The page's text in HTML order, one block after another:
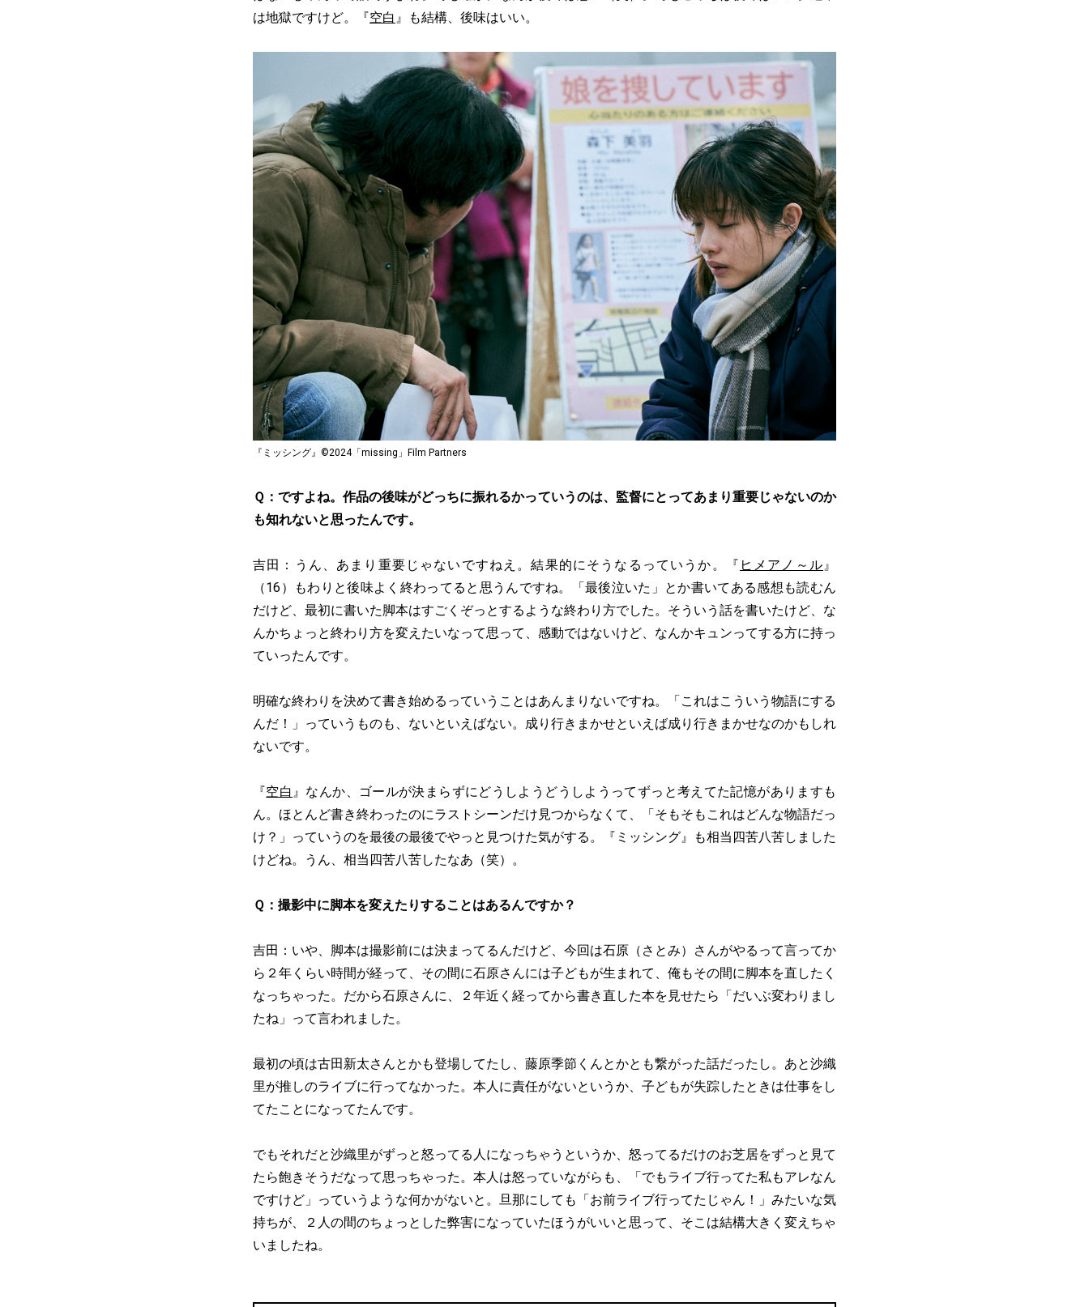
は地獄ですけど。『空白 』も結構、後味はいい。
『ミッシング』©︎2024「missing」Film Partners
Ｑ：ですよね。作品の後味がどっちに振れるかっていうのは、監督にとってあまり重要じゃないのか
も知れないと思ったんです。
吉田：うん、あまり重要じゃないですねえ。結果的にそうなるっていうか。『 ヒメアノ～ル』
（16）もわりと後味よく終わってると思うんですね。「最後泣いた」とか書いてある感想も読むん
だけど、最初に書いた脚本はすごくぞっとするような終わり方でした。そういう話を書いたけど、な
んかちょっと終わり方を変えたいなって思って、感動ではないけど、なんかキュンってする方に持っ
ていったんです。
明確な終わりを決めて書き始めるっていうことはあんまりないですね。「これはこういう物語にする
んだ！」っていうものも、ないといえばない。成り行きまかせといえば成り行きまかせなのかもしれ
ないです。
『空白 』なんか、ゴールが決まらずにどうしようどうしようってずっと考えてた記憶がありますも
ん。ほとんど書き終わったのにラストシーンだけ見つからなくて、「そもそもこれはどんな物語だっ
け？」っていうのを最後の最後でやっと見つけた気がする。『ミッシング』も相当四苦八苦しました
けどね。うん、相当四苦八苦したなあ（笑）。
Ｑ：撮影中に脚本を変えたりすることはあるんですか？
吉田：いや、脚本は撮影前には決まってるんだけど、今回は石原（さとみ）さんがやるって言ってか
ら２年くらい時間が経って、その間に石原さんには子どもが生まれて、俺もその間に脚本を直したく
なっちゃった。だから石原さんに、２年近く経ってから書き直した本を見せたら「だいぶ変わりまし
たね」って言われました。
最初の頃は古田新太さんとかも登場してたし、藤原季節くんとかとも繋がった話だったし。あと沙織
里が推しのライブに行ってなかった。本人に責任がないというか、子どもが失踪したときは仕事をし
てたことになってたんです。
でもそれだと沙織里がずっと怒ってる人になっちゃうというか、怒ってるだけのお芝居をずっと見て
たら飽きそうだなって思っちゃった。本人は怒っていながらも、「でもライブ行ってた私もアレなん
ですけど」っていうような何かがないと。旦那にしても「お前ライブ行ってたじゃん！」みたいな気
持ちが、２人の間のちょっとした弊害になっていたほうがいいと思って、そこは結構大きく変えちゃ
いましたね。